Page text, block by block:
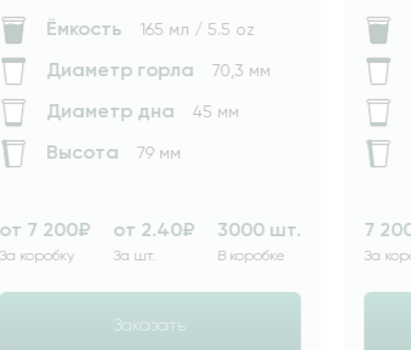
Ёмкость 165 мл / 5.5 oz
Диаметр горла 70,3 мм
Диаметр дна
Высота
от 7 200₽
За коробку
от 2.40₽ 3000 шт.
В коробке
Заказать